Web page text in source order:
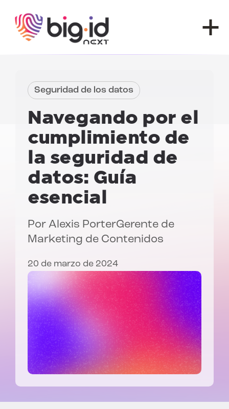
Seguridad de los datos
Navegando por el
cumplimiento de
la seguridad de
datos: Guía
esencial
Por Alexis PorterGerente de
Marketing de Contenidos
20 de marzo de 2024